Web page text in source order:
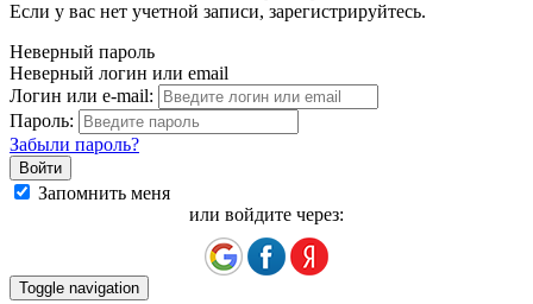
Если у вас нет учетной записи, зарегистрируйтесь.
Неверный пароль
Неверный логин или email
Логин или e-mail:
Пароль:
Забыли пароль?
Запомнить меня
или войдите через:
Toggle navigation